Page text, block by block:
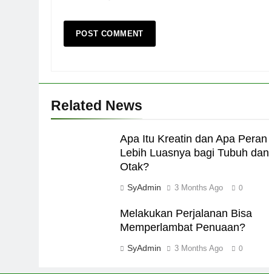
Related News
Apa Itu Kreatin dan Apa Peran
Lebih Luasnya bagi Tubuh dan
Otak?
SyAdmin 3 Months Ago 0
Melakukan Perjalanan Bisa
Memperlambat Penuaan?
SyAdmin 3 Months Ago 0